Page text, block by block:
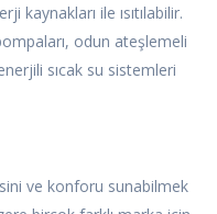
kaynakları ile ısıtılabilir.
odun ateşlemeli
sıcak su sistemleri
ve konforu sunabilmek